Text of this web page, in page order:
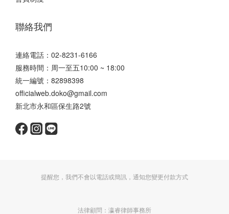
聯絡我們
連絡電話：02-8231-6166
服務時間：周一至五10:00 ~ 18:00
統一編號：82898398
officialweb.doko@gmail.com
新北市永和區保生路2號
提醒您，我們不會以電話或簡訊，通知您變更付款方式
法律顧問：瀛睿律師事務所